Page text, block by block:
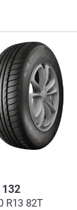
R13 82T